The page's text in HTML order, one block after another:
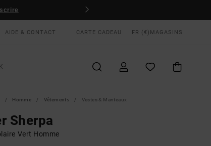
AIDE & CONTACT CARTE CADEAU FR (€) MAGASINS
Homme Vêtements Vestes & Manteaux
Sherpa
Vert Homme